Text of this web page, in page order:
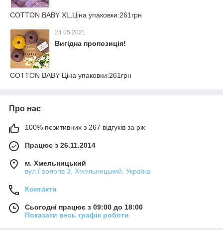
COTTON BABY XL,Ціна упаковки:261грн
24.05.2021
Вигідна пропозиція!
COTTON BABY Ціна упаковки:261грн
Про нас
100% позитивних з 267 відгуків за рік
Працює з 26.11.2014
м. Хмельницький
вул.Геологів 3, Хмельницький, Україна
Контакти
Сьогодні працює з 09:00 до 18:00
Показати весь графік роботи